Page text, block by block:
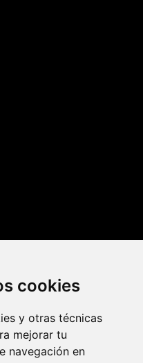
cookies
y otras técnicas
mejorar tu
navegación en